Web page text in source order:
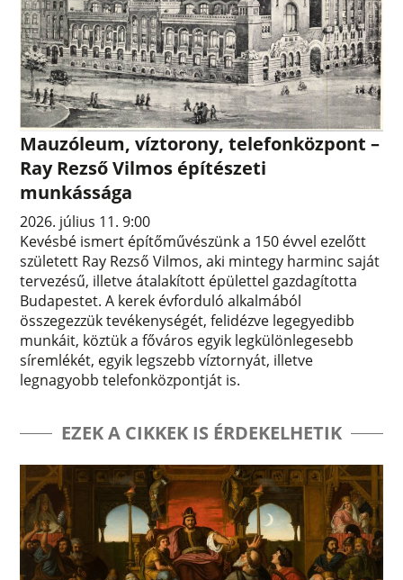
Mauzóleum, víztorony, telefonközpont –
Ray Rezső Vilmos építészeti
munkássága
2026. július 11. 9:00
Kevésbé ismert építőművészünk a 150 évvel ezelőtt
született Ray Rezső Vilmos, aki mintegy harminc saját
tervezésű, illetve átalakított épülettel gazdagította
Budapestet. A kerek évforduló alkalmából
összegezzük tevékenységét, felidézve legegyedibb
munkáit, köztük a főváros egyik legkülönlegesebb
síremlékét, egyik legszebb víztornyát, illetve
legnagyobb telefonközpontját is.
EZEK A CIKKEK IS ÉRDEKELHETIK